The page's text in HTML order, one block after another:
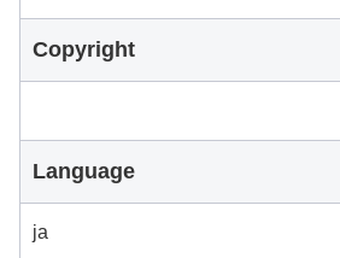
Copyright
Language
ja